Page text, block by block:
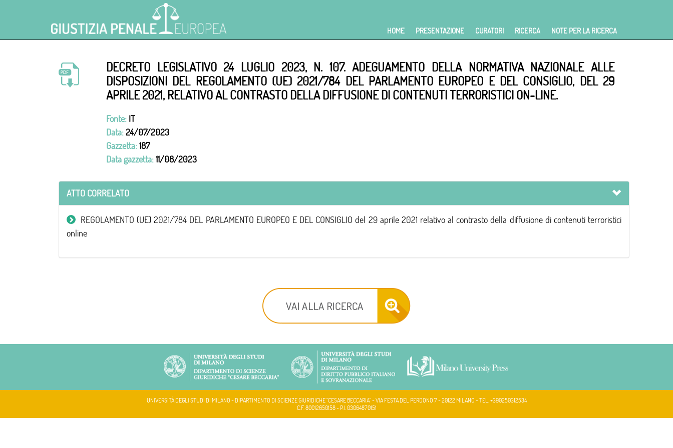
HOME PRESENTAZIONE CURATORI RICERCA NOTE PER LA RICERCA
DECRETO LEGISLATIVO 24 LUGLIO 2023, N. 107. ADEGUAMENTO DELLA NORMATIVA NAZIONALE ALLE
DISPOSIZIONI DEL REGOLAMENTO (UE) 2021/784 DEL PARLAMENTO EUROPEO E DEL CONSIGLIO, DEL 29
APRILE 2021, RELATIVO AL CONTRASTO DELLA DIFFUSIONE DI CONTENUTI TERRORISTICI ON-LINE.
Fonte: IT
Data:24/07/2023
Gazzetta:187
Data gazzetta:11/08/2023
ATTO CORRELATO
REGOLAMENTO (UE) 2021/784 DEL PARLAMENTO EUROPEO E DEL CONSIGLIO del 29 aprile 2021 relativo al contrasto della diffusione di contenuti terroristici
online
UNIVERSITÀ DEGLI STUDI DI MILANO - DIPARTIMENTO DI SCIENZE GIURIDICHE "CESARE BECCARIA" - VIA FESTA DEL PERDONO 7 - 20122 MILANO - TEL. +390250312534
C.F. 80012650158 - P.I. 03064870151